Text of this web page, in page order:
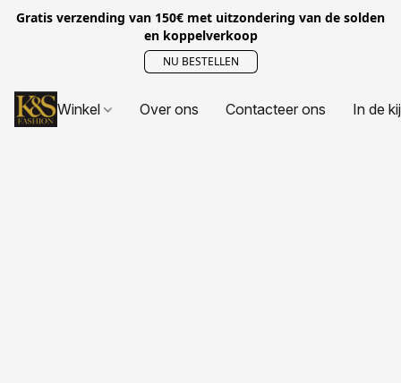
Gratis verzending van 150€ met uitzondering van de solden
en koppelverkoop
NU BESTELLEN
Winkel Over ons Contacteer ons In de